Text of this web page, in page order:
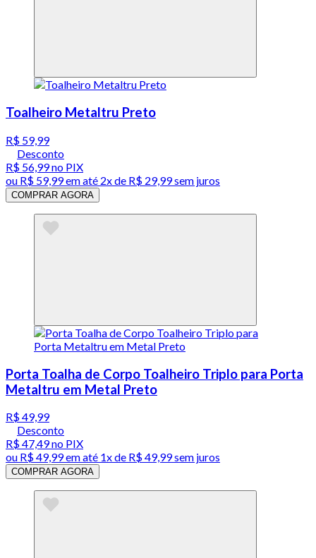
Toalheiro Metaltru Preto
R$ 59,99
Desconto
R$ 56,99no PIX
ou R$ 59,99em até 2x de R$ 29,99 sem juros
COMPRAR AGORA
Porta Toalha de Corpo Toalheiro Triplo para Porta
Metaltru em Metal Preto
R$ 49,99
Desconto
R$ 47,49no PIX
ou R$ 49,99em até 1x de R$ 49,99sem juros
COMPRAR AGORA